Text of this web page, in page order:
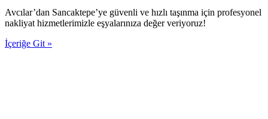
Avcılar’dan Sancaktepe’ye güvenli ve hızlı taşınma için profesyonel
nakliyat hizmetlerimizle eşyalarınıza değer veriyoruz!
İçeriğe Git »